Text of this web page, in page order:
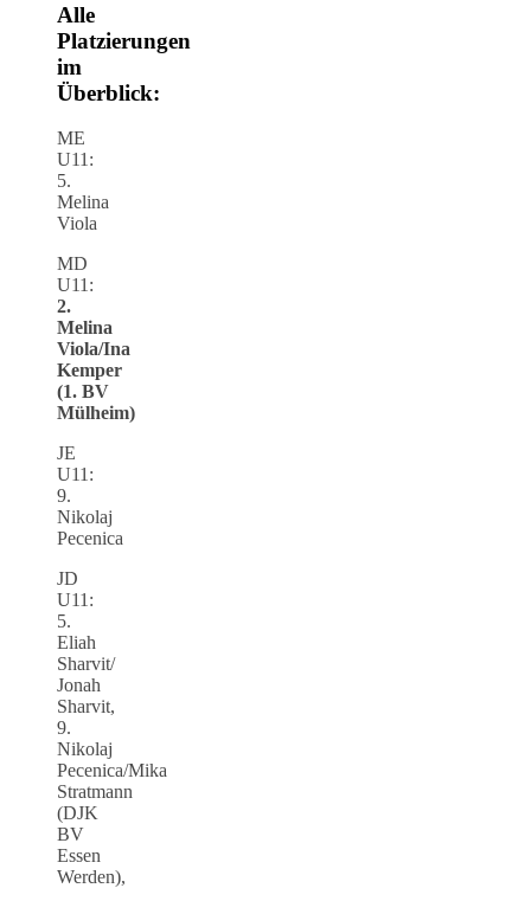
Alle
Platzierungen
im
Überblick:
ME
U11:
5.
Melina
Viola
MD
U11:
2.
Melina
Viola/Ina
Kemper
(1. BV
Mülheim)
JE
U11:
9.
Nikolaj
Pecenica
JD
U11:
5.
Eliah
Sharvit/
Jonah
Sharvit,
9.
Nikolaj
Pecenica/Mika
Stratmann
(DJK
BV
Essen
Werden),